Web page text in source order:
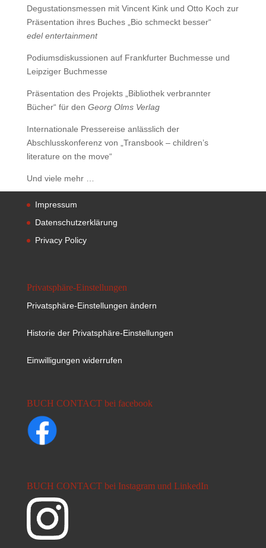
Degustationsmessen mit Vincent Kink und Otto Koch zur
Präsentation ihres Buches „Bio schmeckt besser“
edel entertainment
Podiumsdiskussionen auf Frankfurter Buchmesse und
Leipziger Buchmesse
Präsentation des Projekts „Bibliothek verbrannter
Bücher“ für den Georg Olms Verlag
Internationale Pressereise anlässlich der
Abschlusskonferenz von „Transbook – children’s
literature on the move“
Und viele mehr …
Impressum
Datenschutzerklärung
Privacy Policy
Privatsphäre-Einstellungen
Privatsphäre-Einstellungen ändern
Historie der Privatsphäre-Einstellungen
Einwilligungen widerrufen
BUCH CONTACT bei facebook
BUCH CONTACT bei Instagram und LinkedIn